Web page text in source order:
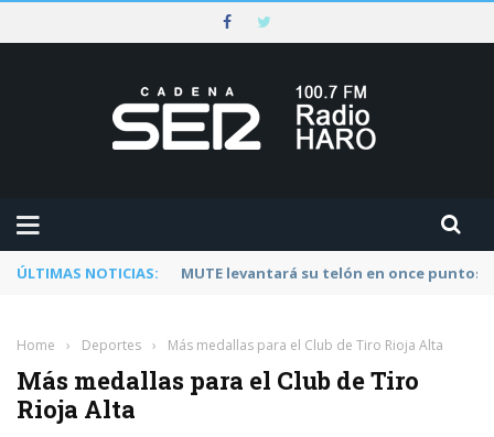
ÚLTIMAS NOTICIAS: Rescatado un ciclista accidentado en un
Home › Deportes › Más medallas para el Club de Tiro Rioja Alta
Más medallas para el Club de Tiro
Rioja Alta